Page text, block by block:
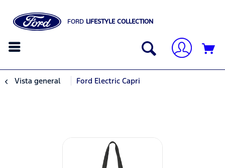
FORD LIFESTYLE COLLECTION
Vista general Ford Electric Capri